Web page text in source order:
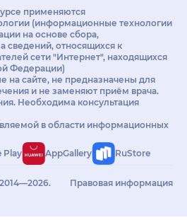
применяются
(информационные технологии
на основе сбора,
сведений, относящихся к
сети "Интернет", находящихся
Федерации)
сайте, не предназначены для
и не заменяют приём врача.
Необходима консультация
в области информационных
Play AppGallery RuStore
Правовая информация